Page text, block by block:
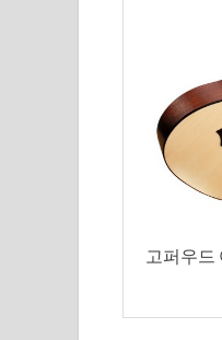
고퍼우드